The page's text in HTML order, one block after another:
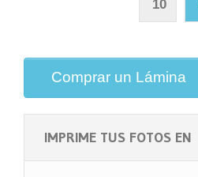
10
Comprar un Lámina
IMPRIME TUS FOTOS EN